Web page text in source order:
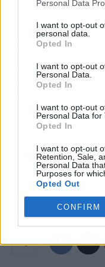
Personal Data
I want to opt-out
personal data.
Opted In
I want to opt-out
Personal Data.
Opted In
I want to opt-out
Personal Data for
Opted In
I want to opt-out
Retention, Sale,
Personal Data
Purposes for
Opted Out
CONFIRM
La comodidad, el
cada uno de sus
vez más
versión no solo
Reunificación.es
sobre la
deudas con